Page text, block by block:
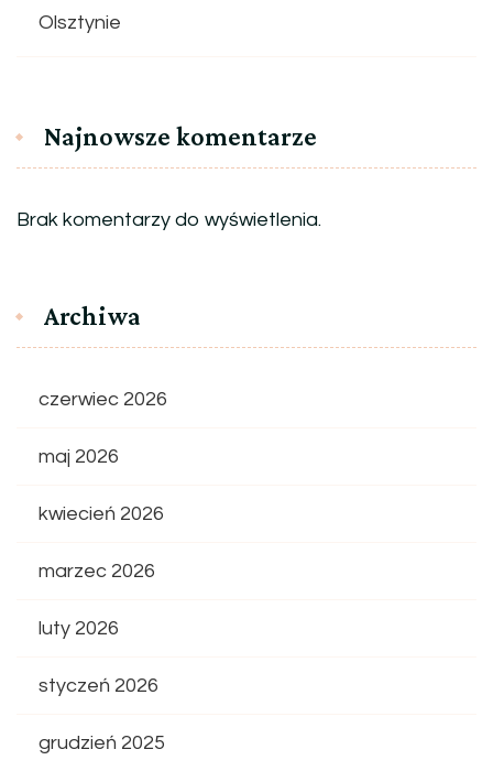
Olsztynie
Najnowsze komentarze
Brak komentarzy do wyświetlenia.
Archiwa
czerwiec 2026
maj 2026
kwiecień 2026
marzec 2026
luty 2026
styczeń 2026
grudzień 2025